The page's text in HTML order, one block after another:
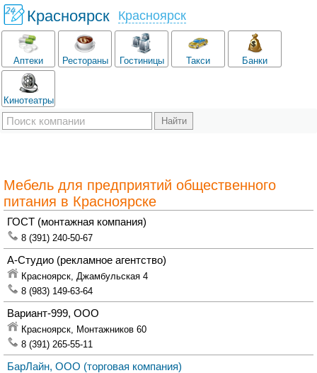
Красноярск Красноярск
Аптеки Рестораны Гостиницы Такси Банки
Кинотеатры
Мебель для предприятий общественного
питания в Красноярске
ГОСТ (монтажная компания)
8 (391) 240-50-67
А-Студио (рекламное агентство)
Красноярск, Джамбульская 4
8 (983) 149-63-64
Вариант-999, ООО
Красноярск, Монтажников 60
8 (391) 265-55-11
БарЛайн, ООО (торговая компания)